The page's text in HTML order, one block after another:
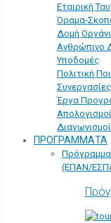
Εταιρική
Όραμα-
Δομή
Ανθρώπινο
Υποδομές
Πολιτική
Συνεργασίες
Έργα
Διαγωνισμοί
ΠΡΟΓΡΑΜΜΑΤΑ
Πρόγραμμα
(ΕΠΑΝ/